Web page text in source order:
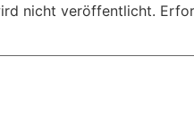
nicht veröffentlicht.